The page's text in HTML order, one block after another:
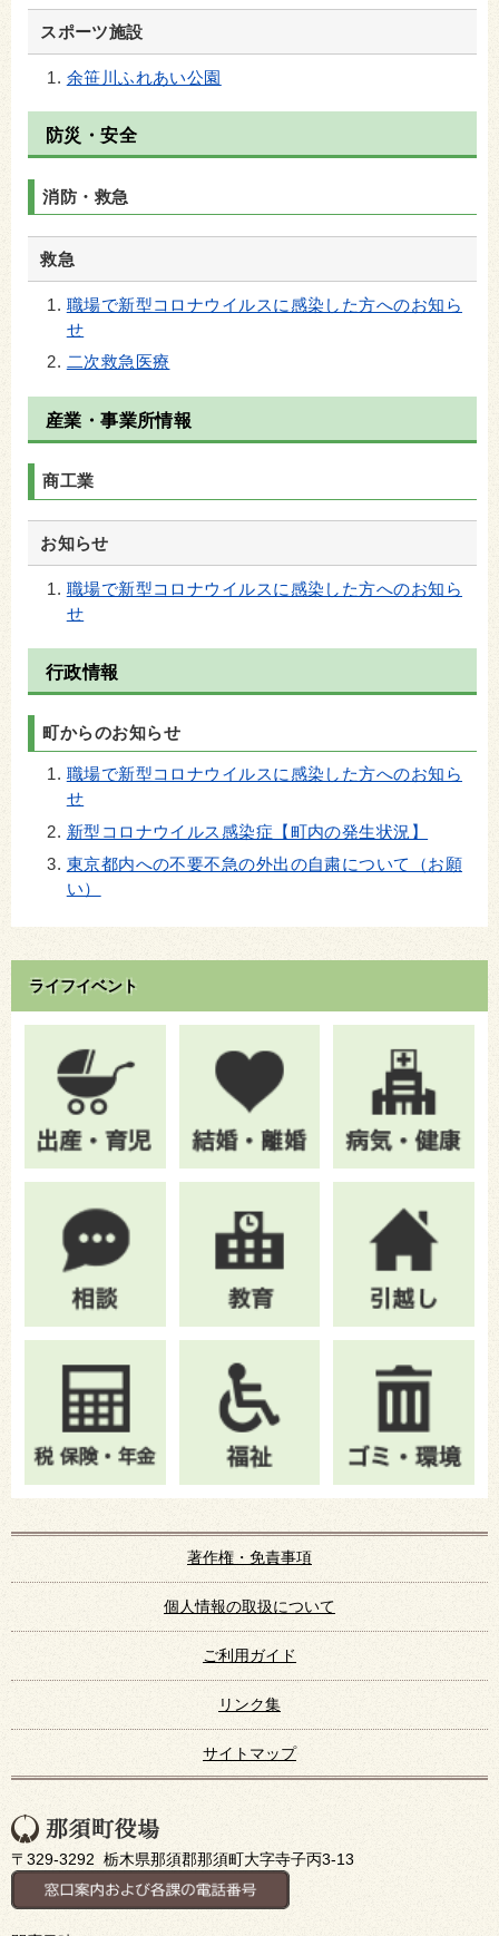
スポーツ施設
余笹川ふれあい公園
防災・安全
消防・救急
救急
職場で新型コロナウイルスに感染した方へのお知ら
せ
二次救急医療
産業・事業所情報
商工業
お知らせ
職場で新型コロナウイルスに感染した方へのお知ら
せ
行政情報
町からのお知らせ
職場で新型コロナウイルスに感染した方へのお知ら
せ
新型コロナウイルス感染症【町内の発生状況】
東京都内への不要不急の外出の自粛について（お願
い）
ライフイベント
著作権・免責事項
個人情報の取扱について
ご利用ガイド
リンク集
サイトマップ
〒329-3292 栃木県那須郡那須町大字寺子丙3-13